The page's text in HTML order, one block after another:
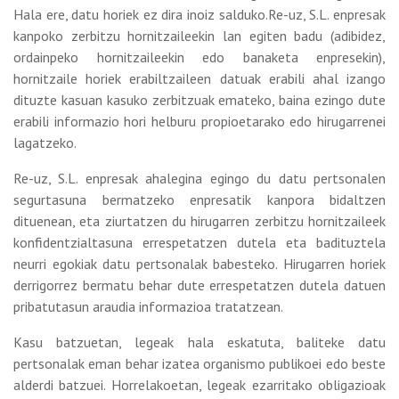
Hala ere, datu horiek ez dira inoiz salduko.Re-uz, S.L. enpresak
kanpoko zerbitzu hornitzaileekin lan egiten badu (adibidez,
ordainpeko hornitzaileekin edo banaketa enpresekin),
hornitzaile horiek erabiltzaileen datuak erabili ahal izango
dituzte kasuan kasuko zerbitzuak emateko, baina ezingo dute
erabili informazio hori helburu propioetarako edo hirugarrenei
lagatzeko.
Re-uz, S.L. enpresak ahalegina egingo du datu pertsonalen
segurtasuna bermatzeko enpresatik kanpora bidaltzen
dituenean, eta ziurtatzen du hirugarren zerbitzu hornitzaileek
konfidentzialtasuna errespetatzen dutela eta badituztela
neurri egokiak datu pertsonalak babesteko. Hirugarren horiek
derrigorrez bermatu behar dute errespetatzen dutela datuen
pribatutasun araudia informazioa tratatzean.
Kasu batzuetan, legeak hala eskatuta, baliteke datu
pertsonalak eman behar izatea organismo publikoei edo beste
alderdi batzuei. Horrelakoetan, legeak ezarritako obligazioak